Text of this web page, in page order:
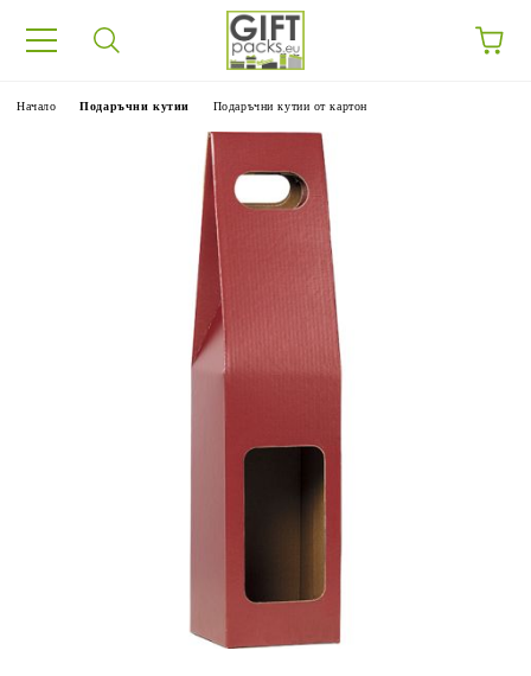
Начало Подаръчни кутии Подаръчни кутии от картон